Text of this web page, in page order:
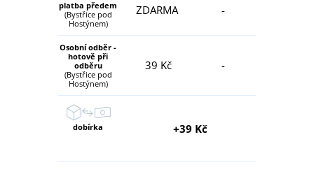
platba předem
(Bystřice pod
Hostýnem)
ZDARMA -
Osobní odběr -
hotově při
odběru
(Bystřice pod
Hostýnem)
39 Kč -
dobírka +39 Kč